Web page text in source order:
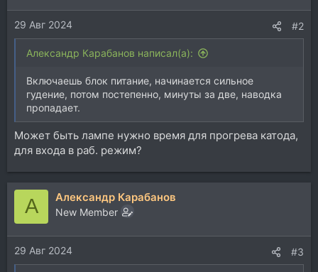
29 Авг 2024 #2
Александр Карабанов написал(а):
Включаешь блок питание, начинается сильное
гудение, потом постепенно, минуты за две, наводка
пропадает.
Может быть лампе нужно время для прогрева катода,
для входа в раб. режим?
А Александр Карабанов
New Member
29 Авг 2024 #3